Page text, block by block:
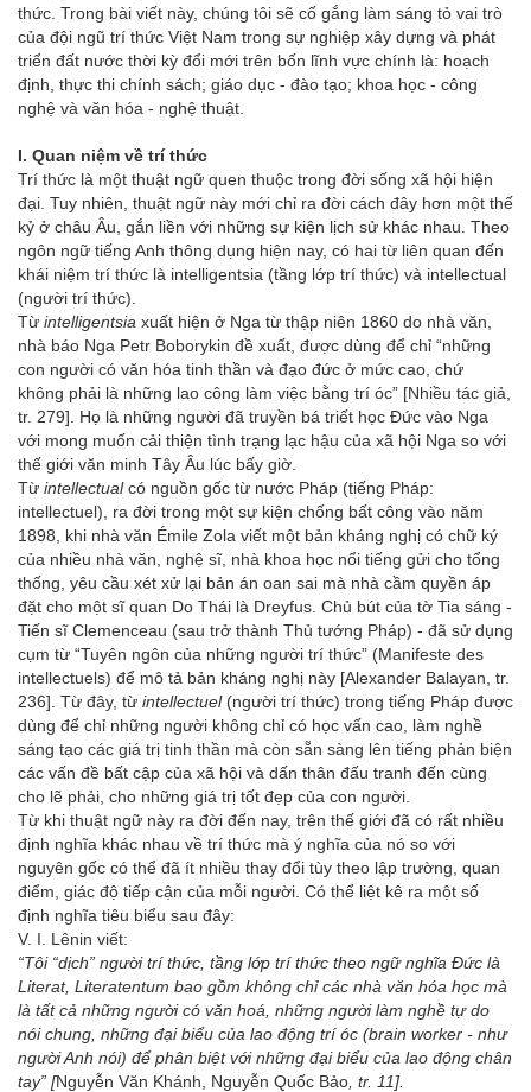
thức. Trong bài viết này, chúng tôi sẽ cố gắng làm sáng tỏ vai trò
của đội ngũ trí thức Việt Nam trong sự nghiệp xây dựng và phát
triển đất nước thời kỳ đổi mới trên bốn lĩnh vực chính là: hoạch
định, thực thi chính sách; giáo dục - đào tạo; khoa học - công
nghệ và văn hóa - nghệ thuật.
I. Quan niệm về trí thức
Trí thức là một thuật ngữ quen thuộc trong đời sống xã hội hiện
đại. Tuy nhiên, thuật ngữ này mới chỉ ra đời cách đây hơn một thế
kỷ ở châu Âu, gắn liền với những sự kiện lịch sử khác nhau. Theo
ngôn ngữ tiếng Anh thông dụng hiện nay, có hai từ liên quan đến
khái niệm trí thức là intelligentsia (tầng lớp trí thức) và intellectual
(người trí thức).
Từ intelligentsia xuất hiện ở Nga từ thập niên 1860 do nhà văn,
nhà báo Nga Petr Boborykin đề xuất, được dùng để chỉ “những
con người có văn hóa tinh thần và đạo đức ở mức cao, chứ
không phải là những lao công làm việc bằng trí óc” [Nhiều tác giả,
tr. 279]. Họ là những người đã truyền bá triết học Đức vào Nga
với mong muốn cải thiện tình trạng lạc hậu của xã hội Nga so với
thế giới văn minh Tây Âu lúc bấy giờ.
Từ intellectual có nguồn gốc từ nước Pháp (tiếng Pháp:
intellectuel), ra đời trong một sự kiện chống bất công vào năm
1898, khi nhà văn Émile Zola viết một bản kháng nghị có chữ ký
của nhiều nhà văn, nghệ sĩ, nhà khoa học nổi tiếng gửi cho tổng
thống, yêu cầu xét xử lại bản án oan sai mà nhà cầm quyền áp
đặt cho một sĩ quan Do Thái là Dreyfus. Chủ bút của tờ Tia sáng -
Tiến sĩ Clemenceau (sau trở thành Thủ tướng Pháp) - đã sử dụng
cụm từ “Tuyên ngôn của những người trí thức” (Manifeste des
intellectuels) để mô tả bản kháng nghị này [Alexander Balayan, tr.
236]. Từ đây, từ intellectuel(người trí thức) trong tiếng Pháp được
dùng để chỉ những người không chỉ có học vấn cao, làm nghề
sáng tạo các giá trị tinh thần mà còn sẵn sàng lên tiếng phản biện
các vấn đề bất cập của xã hội và dấn thân đấu tranh đến cùng
cho lẽ phải, cho những giá trị tốt đẹp của con người.
Từ khi thuật ngữ này ra đời đến nay, trên thế giới đã có rất nhiều
định nghĩa khác nhau về trí thức mà ý nghĩa của nó so với
nguyên gốc có thể đã ít nhiều thay đổi tùy theo lập trường, quan
điểm, giác độ tiếp cận của mỗi người. Có thể liệt kê ra một số
định nghĩa tiêu biểu sau đây:
V. I. Lênin viết:
“Tôi “dịch” người trí thức, tầng lớp trí thức theo ngữ nghĩa Đức là
Literat, Literatentum bao gồm không chỉ các nhà văn hóa học mà
là tất cả những người có văn hoá, những người làm nghề tự do
nói chung, những đại biểu của lao động trí óc (brain worker - như
người Anh nói) để phân biệt với những đại biểu của lao động chân
tay” [Nguyễn Văn Khánh, Nguyễn Quốc Bảo tr. 11].